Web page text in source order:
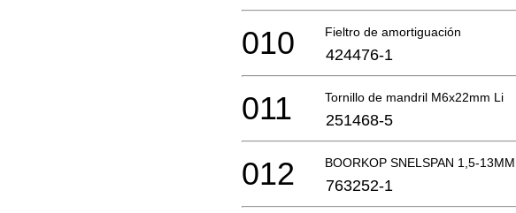
Fieltro de amortiguación
010 424476-1
Tornillo de mandril M6x22mm Li
011 251468-5
BOORKOP SNELSPAN 1,5-13MM
012 763252-1